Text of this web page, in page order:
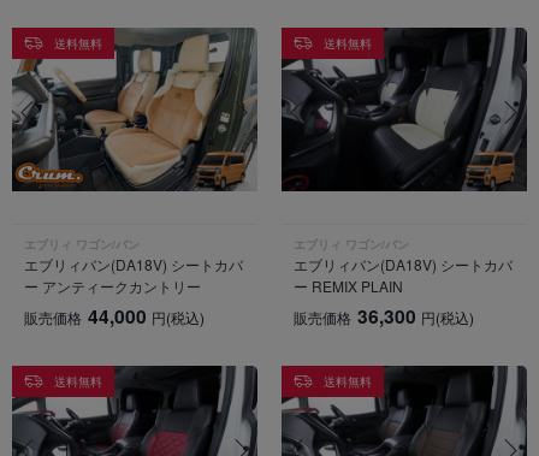
送料無料
エブリィ ワゴン/バン
エブリィバン(DA18V) シートカバ
ー アンティークカントリー
販売価格 44,000 円(税込)
送料無料
エブリィ ワゴン/バン
エブリィバン(DA18V) シートカバ
ー REMIX PLAIN
販売価格 36,300 円(税込)
送料無料 送料無料